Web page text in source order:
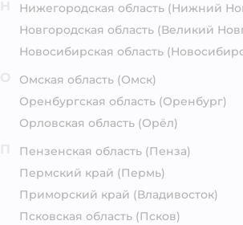
Нижегородская область (Нижний
Новгородская область (Великий
Новосибирская область
Омская область (Омск)
Оренбургская область (Оренбург)
Орловская область (Орёл)
Пензенская область (Пенза)
Пермский край (Пермь)
Приморский край (Владивосток)
Псковская область (Псков)